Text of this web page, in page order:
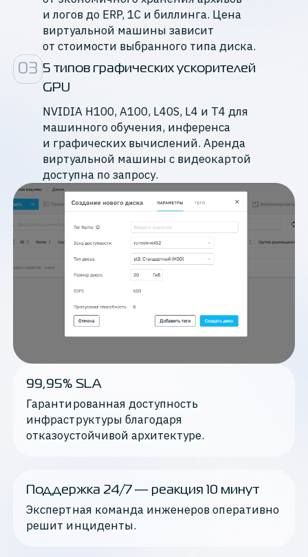
и логов до ERP, 1С и биллинга. Цена
виртуальной машины зависит
от стоимости выбранного типа диска.
03 5 типов графических ускорителей
GPU
NVIDIA H100, A100, L40S, L4 и T4 для
машинного обучения, инференса
и графических вычислений. Аренда
виртуальной машины с видеокартой
доступна по запросу.
99,95% SLA
Гарантированная доступность
инфраструктуры благодаря
отказоустойчивой архитектуре.
Поддержка 24/7 — реакция 10 минут
Экспертная команда инженеров оперативно
решит инциденты.